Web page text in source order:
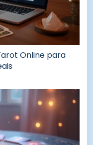
Online para